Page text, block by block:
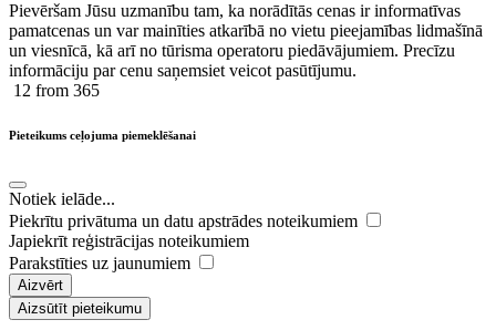
Pievēršam Jūsu uzmanību tam, ka norādītās cenas ir ​informatīvas ​
pamatcenas un var mainīties atkarībā ​no ​vietu pieejamības lidmašīnā
un viesnīcā, kā arī no tūrisma operatoru piedāvājumiem. Precīzu
informāciju par cenu saņemsiet veicot pasūtījumu.
12 from 365
Pieteikums ceļojuma piemeklēšanai
Notiek ielāde...
Piekrītu privātuma un datu apstrādes noteikumiem
Japiekrīt reģistrācijas noteikumiem
Parakstīties uz jaunumiem
Aizvērt
Aizsūtīt pieteikumu